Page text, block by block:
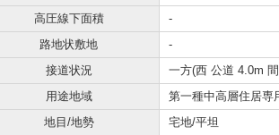
高圧線下面積
-
路地状敷地
-
接道状況
一方(西 公道 4.0m
用途地域
第一種中高層住居専
地目/地勢
宅地/平坦